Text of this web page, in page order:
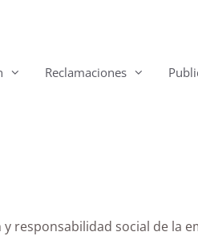
Reclamaciones
responsabilidad social de la